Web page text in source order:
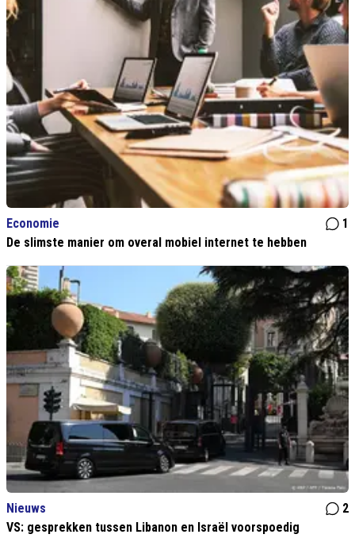
Economie
1
De slimste manier om overal mobiel internet te hebben
Nieuws
2
VS: gesprekken tussen Libanon en Israël voorspoedig